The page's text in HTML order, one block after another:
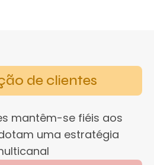
de clientes
mantêm-se fiéis aos
uma estratégia